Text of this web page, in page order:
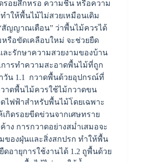
รอยสึกหรอ ความชื้น หรือความ
ทำให้พื้นไม้ไม่สวยเหมือนเดิม
สัญญาณเตือน” ว่าพื้นไม้ควรได้
รือขัดเคลือบใหม่ จะช่วยยืด
ละรักษาความสวยงามของบ้าน
การทำความสะอาดพื้นไม้ที่ถูก
วัน 1.1 กวาดพื้นด้วยอุปกรณ์ที่
าดพื้นไม้ควรใช้ไม้กวาดขน
ไฟฟ้าสำหรับพื้นไม้โดยเฉพาะ
เกิดรอยขีดข่วนจากเศษทราย
าง การกวาดอย่างสม่ำเสมอจะ
ของฝุ่นและสิ่งสกปรก ทำให้พื้น
ดอายุการใช้งานได้ 1.2 ถูพื้นด้วย